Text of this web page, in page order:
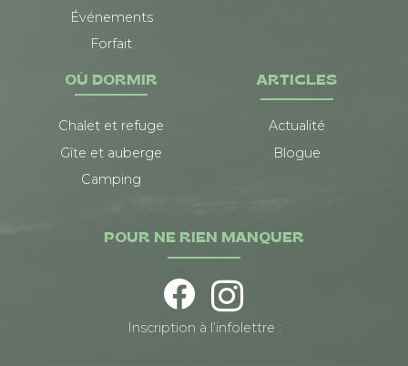
Événements
Forfait
OÙ DORMIR
Chalet et refuge
Gîte et auberge
Camping
ARTICLES
Actualité
Blogue
POUR NE RIEN MANQUER
Inscription à l’infolettre :